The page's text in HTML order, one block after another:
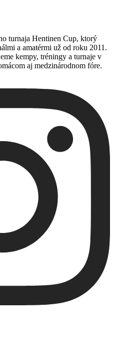
turnaja Hentinen Cup, ktorý
a amatérmi už od roku 2011.
kempy, tréningy a turnaje v
aj medzinárodnom fóre.